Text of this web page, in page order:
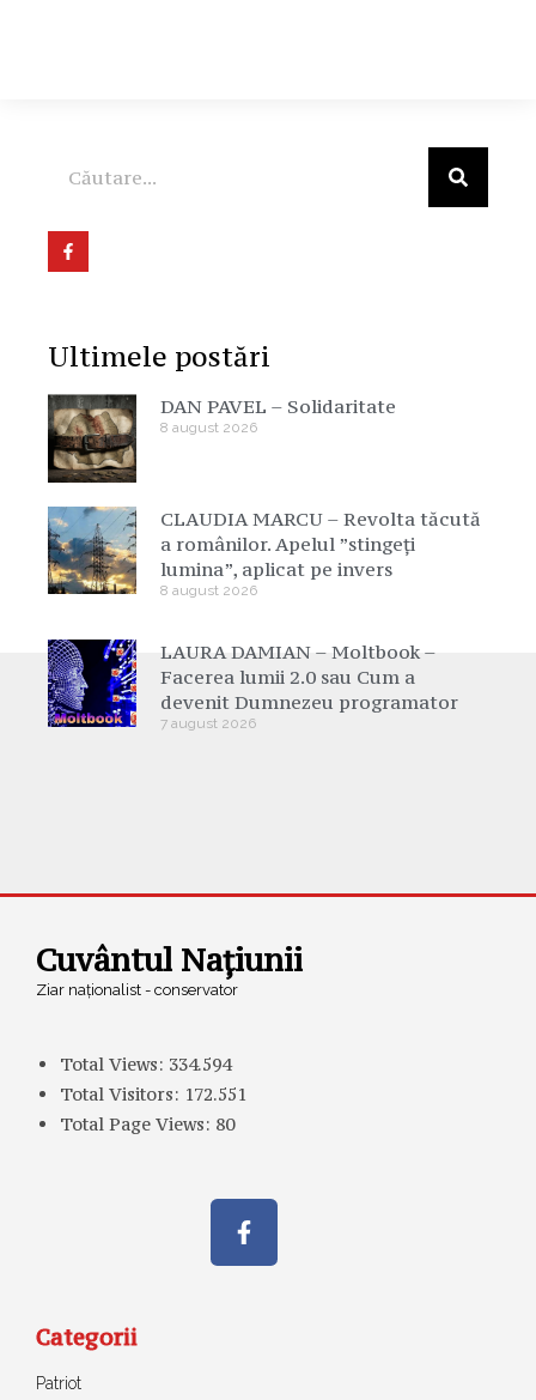
Ultimele postări
DAN PAVEL – Solidaritate
8 august 2026
CLAUDIA MARCU – Revolta tăcută
a românilor. Apelul ”stingeți
lumina”, aplicat pe invers
8 august 2026
LAURA DAMIAN – Moltbook –
Facerea lumii 2.0 sau Cum a
devenit Dumnezeu programator
7 august 2026
Cuvântul Națiunii
Ziar naționalist - conservator
Total Views: 334.594
Total Visitors: 172.551
Total Page Views: 80
Categorii
Patriot